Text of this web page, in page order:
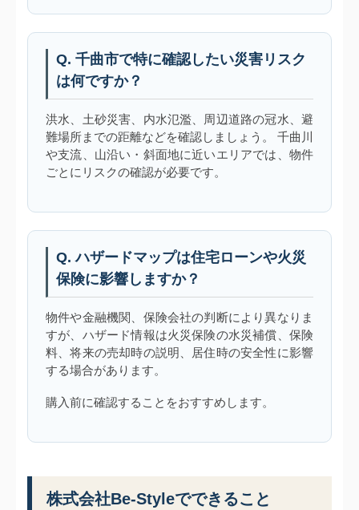
Q. 千曲市で特に確認したい災害リスク
は何ですか？
洪水、土砂災害、内水氾濫、周辺道路の冠水、避
難場所までの距離などを確認しましょう。 千曲川
や支流、山沿い・斜面地に近いエリアでは、物件
ごとにリスクの確認が必要です。
Q. ハザードマップは住宅ローンや火災
保険に影響しますか？
物件や金融機関、保険会社の判断により異なりま
すが、ハザード情報は火災保険の水災補償、保険
料、将来の売却時の説明、居住時の安全性に影響
する場合があります。
購入前に確認することをおすすめします。
株式会社Be-Styleでできること